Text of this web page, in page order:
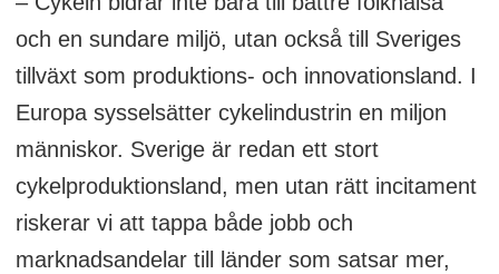
och en sundare miljö, utan också till Sveriges
tillväxt som produktions- och innovationsland. I
Europa sysselsätter cykelindustrin en miljon
människor. Sverige är redan ett stort
cykelproduktionsland, men utan rätt incitament
riskerar vi att tappa både jobb och
marknadsandelar till länder som satsar mer,